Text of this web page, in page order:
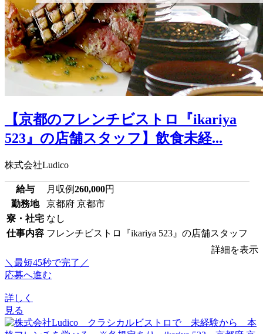
【京都のフレンチビストロ『ikariya
523』の店舗スタッフ】飲食未経...
株式会社Ludico
給与 月収例260,000円
勤務地
京都府 京都市
寮・社宅 なし
仕事内容 フレンチビストロ『ikariya 523』の店舗スタッフ
詳細を表示
＼最短45秒で完了／
応募へ進む
詳しく
見る